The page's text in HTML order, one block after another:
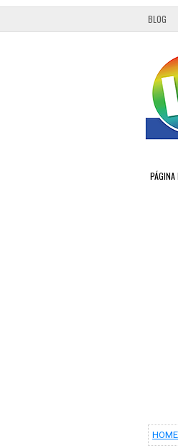
BLOG
PÁGINA
HOME